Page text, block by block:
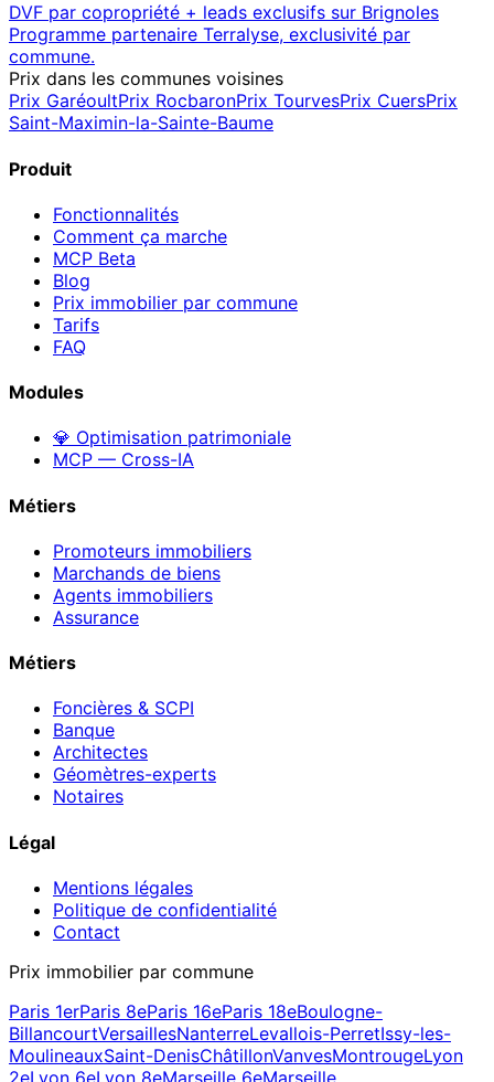
DVF par copropriété + leads exclusifs sur Brignoles
Programme partenaire Terralyse, exclusivité par
commune.
Prix dans les communes voisines
Prix GaréoultPrix RocbaronPrix TourvesPrix CuersPrix
Saint-Maximin-la-Sainte-Baume
Produit
Fonctionnalités
Comment ça marche
MCP Beta
Blog
Prix immobilier par commune
Tarifs
FAQ
Modules
💎 Optimisation patrimoniale
MCP — Cross-IA
Métiers
Promoteurs immobiliers
Marchands de biens
Agents immobiliers
Assurance
Métiers
Foncières & SCPI
Banque
Architectes
Géomètres-experts
Notaires
Légal
Mentions légales
Politique de confidentialité
Contact
Prix immobilier par commune
Paris 1erParis 8eParis 16eParis 18eBoulogne-
BillancourtVersaillesNanterreLevallois-PerretIssy-les-
MoulineauxSaint-DenisChâtillonVanvesMontrougeLyon
2eLyon 6eLyon 8eMarseille 6eMarseille